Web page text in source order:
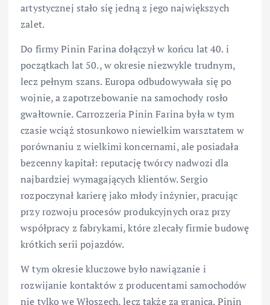
artystycznej stało się jedną z jego największych
zalet.
Do firmy Pinin Farina dołączył w końcu lat 40. i
początkach lat 50., w okresie niezwykle trudnym,
lecz pełnym szans. Europa odbudowywała się po
wojnie, a zapotrzebowanie na samochody rosło
gwałtownie. Carrozzeria Pinin Farina była w tym
czasie wciąż stosunkowo niewielkim warsztatem w
porównaniu z wielkimi koncernami, ale posiadała
bezcenny kapitał: reputację twórcy nadwozi dla
najbardziej wymagających klientów. Sergio
rozpoczynał karierę jako młody inżynier, pracując
przy rozwoju procesów produkcyjnych oraz przy
współpracy z fabrykami, które zlecały firmie budowę
krótkich serii pojazdów.
W tym okresie kluczowe było nawiązanie i
rozwijanie kontaktów z producentami samochodów
nie tylko we Włoszech, lecz także za granicą. Pinin